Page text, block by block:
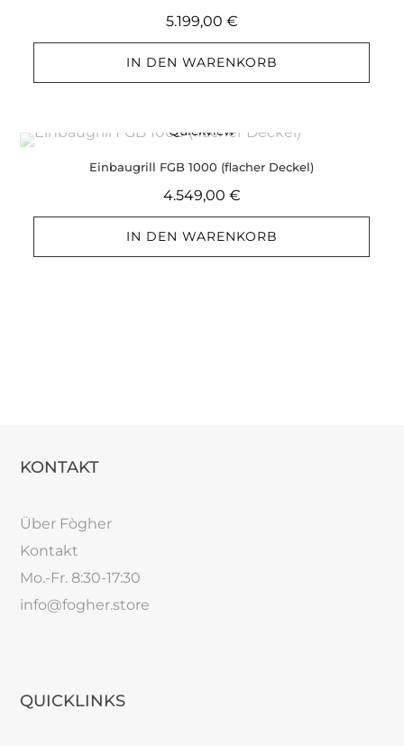
5.199,00 €
IN DEN WARENKORB
Quickview
Einbaugrill FGB 1000 (flacher Deckel)
4.549,00 €
IN DEN WARENKORB
KONTAKT
Über Fògher
Kontakt
Mo.-Fr. 8:30-17:30
info@fogher.store
QUICKLINKS